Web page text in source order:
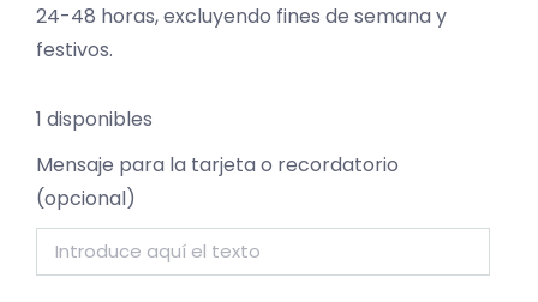
24-48 horas, excluyendo fines de semana y
festivos.
1 disponibles
Mensaje para la tarjeta o recordatorio
(opcional)